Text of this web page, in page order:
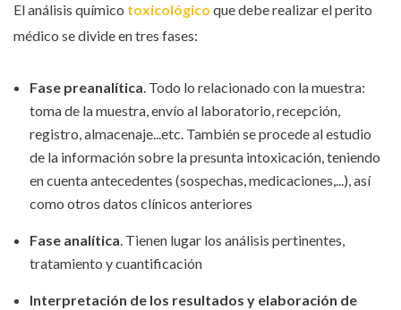
El análisis químico toxicológico que debe realizar el perito
médico se divide en tres fases:
Fase preanalítica. Todo lo relacionado con la muestra:
toma de la muestra, envío al laboratorio, recepción,
registro, almacenaje...etc. También se procede al estudio
de la información sobre la presunta intoxicación, teniendo
en cuenta antecedentes (sospechas, medicaciones,...), así
como otros datos clínicos anteriores
Fase analítica. Tienen lugar los análisis pertinentes,
tratamiento y cuantificación
Interpretación de los resultados y elaboración de